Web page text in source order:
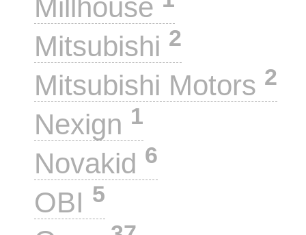
Millhouse
Mitsubishi 2
Mitsubishi Motors 2
Nexign 1
Novakid 6
OBI 5